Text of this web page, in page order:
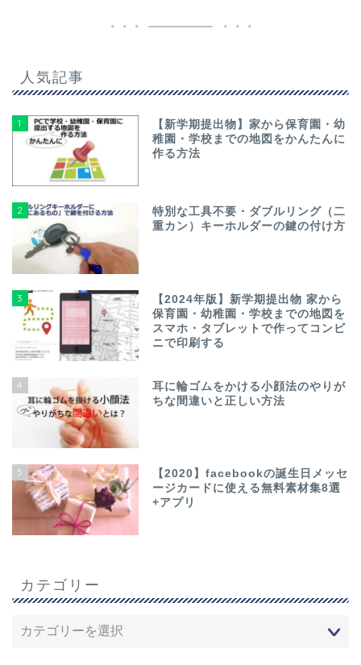
人気記事
1
【新学期提出物】家から保育園・幼
稚園・学校までの地図をかんたんに
作る方法
2
特別な工具不要・ダブルリング（二
重カン）キーホルダーの鍵の付け方
3
【2024年版】新学期提出物 家から
保育園・幼稚園・学校までの地図を
スマホ・タブレットで作ってコンビ
ニで印刷する
4
耳に輪ゴムをかける小顔法のやりが
ちな間違いと正しい方法
5
【2020】facebookの誕生日メッセ
ージカードに使える無料素材集8選
+アプリ
カテゴリー